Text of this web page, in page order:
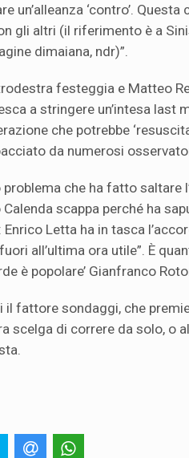
un’alleanza ‘contro’.
gli altri (il riferimento è a
dimaiana, ndr)”.
festeggia e Matteo
a stringere un’intesa last
che potrebbe
da numerosi
problema che ha fatto saltare
Calenda scappa perché ha
Enrico Letta ha in tasca
all’ultima ora utile”. È
è popolare’ Gianfranco
il fattore sondaggi, che
scelga di correre da solo, o